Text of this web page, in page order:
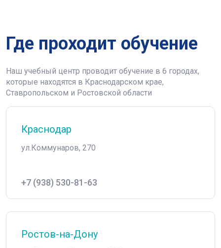
Где проходит обучение
Наш учебный центр проводит обучение в 6 городах,
которые находятся в Краснодарском крае,
Ставропольском и Ростовской области
Краснодар
ул.Коммунаров, 270
+7 (938) 530-81-63
Ростов-на-Дону